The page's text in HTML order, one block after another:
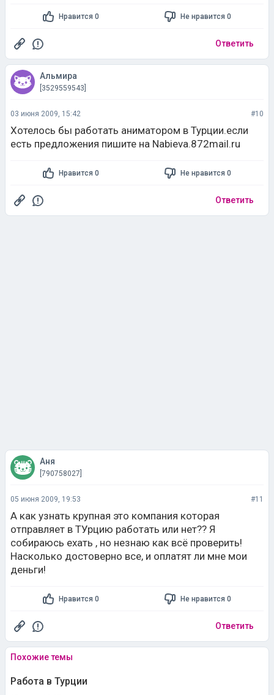
Нравится 0 Не нравится 0
Ответить
Альмира
[3529559543]
03 июня 2009, 15:42 #10
Хотелось бы работать аниматором в Турции.если
есть предложения пишите на Nabieva.872mail.ru
Нравится 0 Не нравится 0
Ответить
Аня
[790758027]
05 июня 2009, 19:53 #11
А как узнать крупная это компания которая
отправляет в ТУрцию работать или нет?? Я
собираюсь ехать , но незнаю как всё проверить!
Насколько достоверно все, и оплатят ли мне мои
деньги!
Нравится 0 Не нравится 0
Ответить
Похожие темы
Работа в Турции